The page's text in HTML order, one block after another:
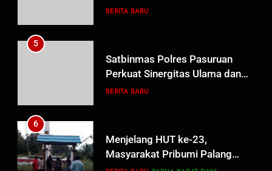
Efektivitas dan Kelancaran
BERITA BARU
5
Satbinmas Polres Pasuruan
Perkuat Sinergitas Ulama dan
Umara Melalui Program Rabu
BERITA BARU
6
Menjelang HUT ke-23,
Masyarakat Pribumi Palang
Tugu Sejarah Trikora